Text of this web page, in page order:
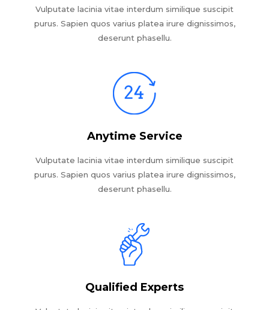
Vulputate lacinia vitae interdum similique suscipit
purus. Sapien quos varius platea irure dignissimos,
deserunt phasellu.
Anytime Service
Vulputate lacinia vitae interdum similique suscipit
purus. Sapien quos varius platea irure dignissimos,
deserunt phasellu.
Qualified Experts